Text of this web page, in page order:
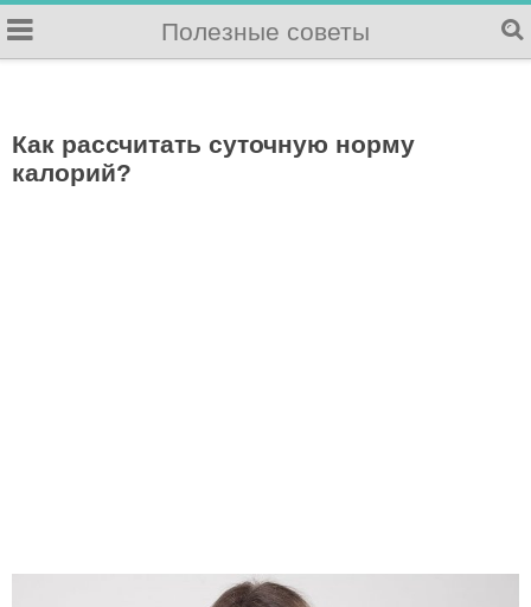
Полезные советы
Как рассчитать суточную норму
калорий?